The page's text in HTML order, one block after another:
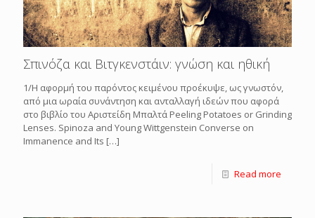
Σπινόζα και Βιτγκενστάιν: γνώση και ηθική
1/Η αφορμή του παρόντος κειμένου προέκυψε, ως γνωστόν,
από μια ωραία συνάντηση και ανταλλαγή ιδεών που αφορά
στο βιβλίο του Αριστείδη Μπαλτά Peeling Potatoes or Grinding
Lenses. Spinoza and Young Wittgenstein Converse on
Immanence and Its […]
Read more